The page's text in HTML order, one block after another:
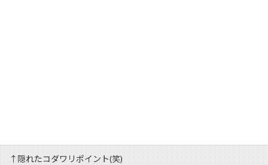
↑隠れたコダワリポイント(笑)